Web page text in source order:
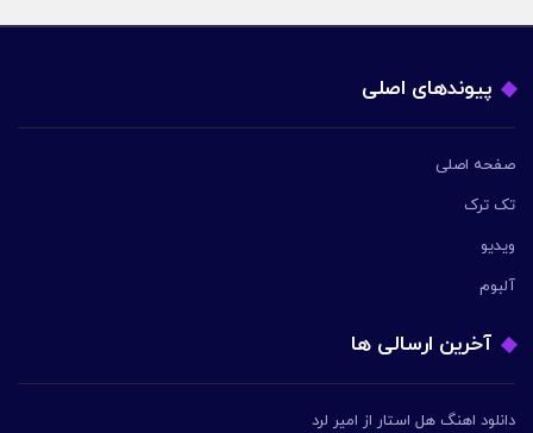
پیوندهای اصلی
صفحه اصلی
تک ترک
ویدیو
آلبوم
آخرین ارسالی ها
دانلود اهنگ هل استار از امیر لرد